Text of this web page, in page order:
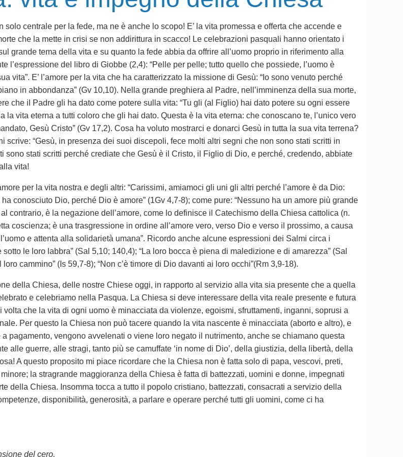
solo centrale per la fede, ma ne è anche lo scopo! E’ la vita promessa e offerta che accende e
che la mette in crisi se non addirittura in scacco! Le celebrazioni pasquali hanno orientato i
grande tema della vita e su quanto la fede abbia da offrire all’uomo proprio in riferimento alla
l’espressione del libro di Giobbe (2,4): “Pelle per pelle; tutto quello che possiede, l’uomo è
vita”. E’ l’amore per la vita che ha caratterizzato la missione di Gesù: “Io sono venuto perché
in abbondanza” (Gv 10,10). Nella grande preghiera al Padre, nell’imminenza della sua morte,
che il Padre gli ha dato come potere sulla vita: “Tu gli (al Figlio) hai dato potere su ogni essere
la vita eterna a tutti coloro che gli hai dato. Questa è la vita eterna: che conoscano te, l’unico vero
Gesù Cristo” (Gv 17,2). Cosa ha voluto mostrarci e donarci Gesù in tutta la sua vita terrena?
scrive: “Gesù, in presenza dei suoi discepoli, fece molti altri segni che non sono stati scritti in
sono stati scritti perché crediate che Gesù è il Cristo, il Figlio di Dio, e perché, credendo, abbiate
vita!
per la vita nostra e degli altri: “Carissimi, amiamoci gli uni gli altri perché l’amore è da Dio:
conosciuto Dio, perché Dio è amore” (1Gv 4,7-8); come pure: “Nessuno ha un amore più grande
contrario, è la negazione dell’amore, come lo definisce il Catechismo della Chiesa cattolica (n.
coscienza; è una trasgressione in ordine all’amore vero, verso Dio e verso il prossimo, a causa
e attenta alla solidarietà umana”. Ricordo anche alcune espressioni dei Salmi circa i
le loro labbra” (Sal 5,10; 140,4); “La loro bocca è piena di maledizione e di amarezza” (Sal
cammino” (Is 59,7-8); “Non c’è timore di Dio davanti ai loro occhi”(Rm 3,9-18).
della Chiesa, delle nostre Chiese oggi, in rapporto al servizio alla vita sia presente che a quella
e celebriamo nella Pasqua. La Chiesa si deve interessare della vita reale presente e futura
che la vita di ogni uomo è minacciata da violenze, egoismi, sfruttamenti, inganni, soprusi a
Per questo la Chiesa non può tacere quando la vita nascente è minacciata (aborto e altro), e
pagamento, vengono avvelenati o viene loro negato il nutrimento, anche se chiamano questa
alle guerre, alle stragi, tanto più se camuffate ‘in nome di Dio’, della giustizia, della libertà, della
A questo proposito mi piace ricordare che la Chiesa non è fatta solo di papa, vescovi, preti,
la stragrande maggioranza della Chiesa è fatta di battezzati, uomini e donne, impegnati
della Chiesa. Insomma tocca a tutto il popolo cristiano, battezzati, consacrati a servizio della
disponibilità, generosità, a parlare e operare perché tutti gli uomini, come ci ha
del cero.